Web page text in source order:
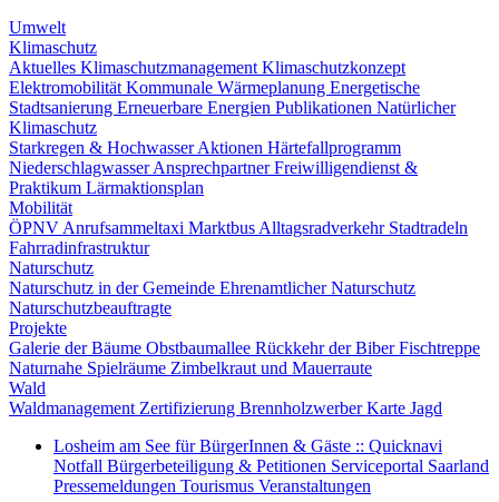
Umwelt
Klimaschutz
Aktuelles Klimaschutzmanagement Klimaschutzkonzept
Elektromobilität Kommunale Wärmeplanung Energetische
Stadtsanierung Erneuerbare Energien Publikationen Natürlicher
Klimaschutz
Starkregen & HochwasserAktionen Härtefallprogramm
NiederschlagwasserAnsprechpartnerFreiwilligendienst &
Praktikum Lärmaktionsplan
Mobilität
ÖPNV Anrufsammeltaxi Marktbus Alltagsradverkehr Stadtradeln
Fahrradinfrastruktur
Naturschutz
Naturschutz in der Gemeinde Ehrenamtlicher Naturschutz
Naturschutzbeauftragte
Projekte
Galerie der Bäume Obstbaumallee Rückkehr der BiberFischtreppe
Naturnahe Spielräume Zimbelkraut und Mauerraute
Wald
Waldmanagement Zertifizierung BrennholzwerberKarte Jagd
Losheim am See für BürgerInnen & Gäste :: Quicknavi
Notfall Bürgerbeteiligung & Petitionen Serviceportal Saarland
Pressemeldungen Tourismus Veranstaltungen